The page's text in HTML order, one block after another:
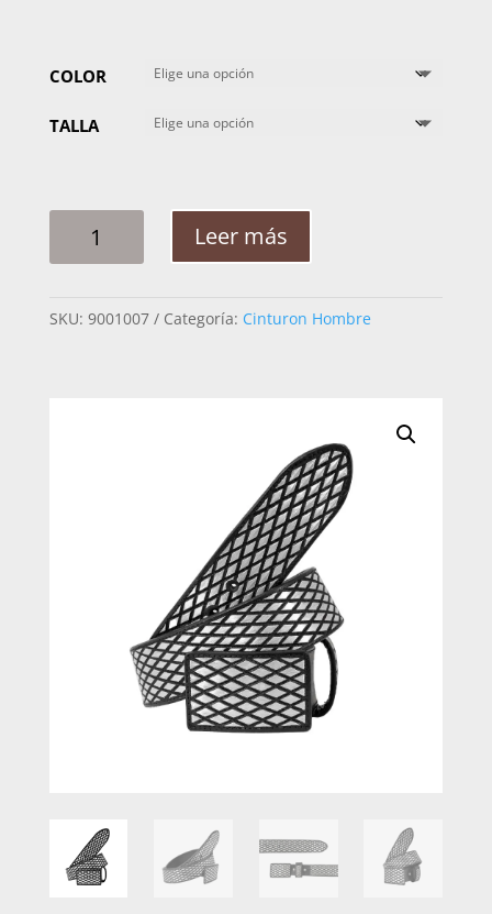
COLOR
TALLA
HOMBRE
ROMBOS
Leer más
SKU: 9001007 Categoría: Cinturon Hombre